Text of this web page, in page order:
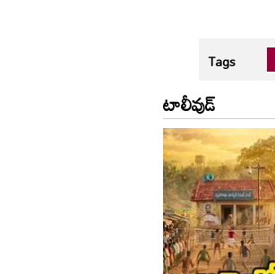
Tags
టాలీవుడ్